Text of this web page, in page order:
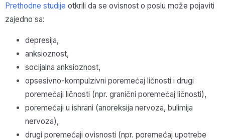
Prethodne studije otkrili da se ovisnost o poslu može pojaviti
zajedno sa:
depresija,
anksioznost,
socijalna anksioznost,
opsesivno-kompulzivni poremećaj ličnosti i drugi
poremećaji ličnosti (npr. granični poremećaj ličnosti),
poremećaji u ishrani (anoreksija nervoza, bulimija
nervoza),
drugi poremećaji ovisnosti (npr. poremećaj upotrebe